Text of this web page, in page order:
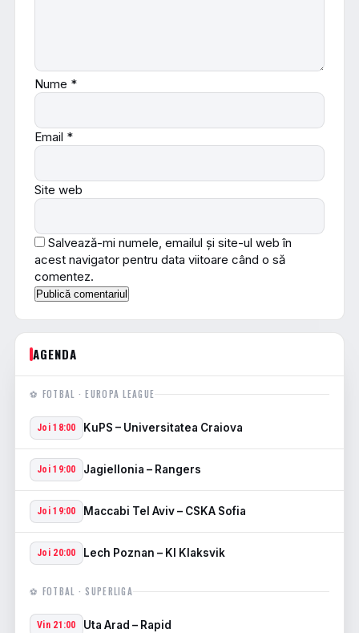
Nume *
Email *
Site web
Salvează-mi numele, emailul și site-ul web în
acest navigator pentru data viitoare când o să
comentez.
AGENDA
⚽ FOTBAL · EUROPA LEAGUE
Joi 18:00 KuPS – Universitatea Craiova
Joi 19:00 Jagiellonia – Rangers
Joi 19:00 Maccabi Tel Aviv – CSKA Sofia
Joi 20:00 Lech Poznan – KI Klaksvik
⚽ FOTBAL · SUPERLIGA
Vin 21:00 Uta Arad – Rapid